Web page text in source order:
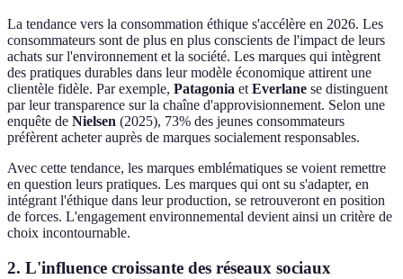
La tendance vers la consommation éthique s'accélère en 2026. Les
consommateurs sont de plus en plus conscients de l'impact de leurs
achats sur l'environnement et la société. Les marques qui intègrent
des pratiques durables dans leur modèle économique attirent une
clientèle fidèle. Par exemple, Patagonia et Everlane se distinguent
par leur transparence sur la chaîne d'approvisionnement. Selon une
enquête de Nielsen (2025), 73% des jeunes consommateurs
préfèrent acheter auprès de marques socialement responsables.
Avec cette tendance, les marques emblématiques se voient remettre
en question leurs pratiques. Les marques qui ont su s'adapter, en
intégrant l'éthique dans leur production, se retrouveront en position
de forces. L'engagement environnemental devient ainsi un critère de
choix incontournable.
2. L'influence croissante des réseaux sociaux